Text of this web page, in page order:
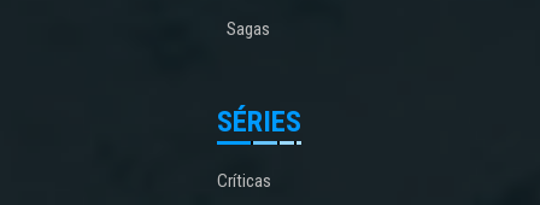
Sagas
SÉRIES
Críticas